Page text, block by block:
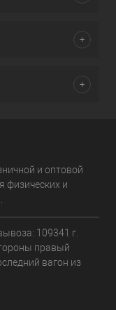
и оптовой
физических и
109341 г.
правый
вагон из